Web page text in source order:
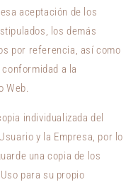
aceptación de los
los demás
por referencia, así como
a la
Web.
individualizada del
y la Empresa, por lo
una copia de los
para su propio